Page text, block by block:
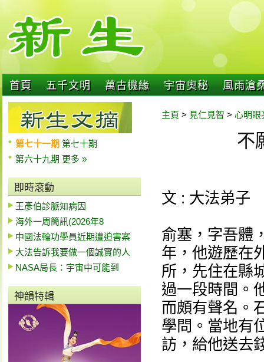
首頁 五千文明 萬古機緣 宇宙奧秘 風雨滄
第七十一期 第七十期
第六十九期 更多 »
即時滾動
王彥伯診脈知病因
海外一周簡訊(2026年8
中國法輪功學員近期遭迫害案
大法告訴我要做一個誠實的人
NASA局長：宇宙中可能到
神韻特輯
主頁 > 見仁見智 > 心明眼
不
文 : 大法弟子
俞塞，字吾體
年，他遊歷在
所，先住在縣
過一段時間。
而頗有聲名。
學問。當地有
訪，給他送去